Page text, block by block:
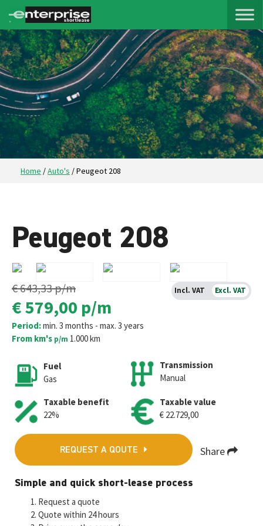
Home /Auto's /Peugeot 208
Peugeot 208
€ 643,33p/m
€ 579,00 p/m
Period:min. 3 months - max. 3 years
From km's p/m 1.000 km
Fuel
Gas
Taxable benefit
22%
Transmission
Manual
Taxable value
€ 22.729,00
REQUEST A QOUTE Share
Fa
ce
b
T
wi
tt
E
m
ai
W
at
M
Simple and quick short-lease process
Request a quote
Quote within 24 hours
Incl. VAT Excl. VAT